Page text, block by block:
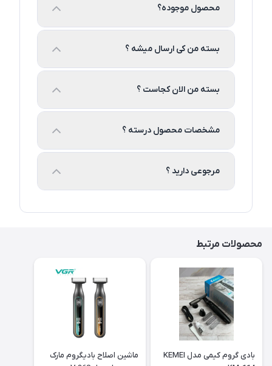
محصول موجوده؟
بسته من کی ارسال میشه ؟
بسته من الان کجاست ؟
مشخصات محصول درسته ؟
مرجوعی دارید ؟
محصولات مرتبط
بادی گروم کیمی مدل KEMEI
ماشین اصلاح بادیگروم مارک